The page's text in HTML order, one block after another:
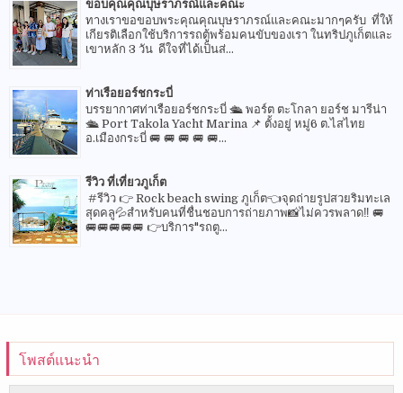
ขอบคุณคุณบุษราภรณ์และคณะ
ทางเราขอขอบพระคุณคุณบุษราภรณ์และคณะมากๆครับ ที่ให้
เกียรติเลือกใช้บริการรถตู้พร้อมคนขับของเรา ในทริปภูเก็ตและ
เขาหลัก 3 วัน ดีใจที่ได้เป็นส่...
ท่าเรือยอร์ชกระบี่
บรรยากาศท่าเรือยอร์ชกระบี่ 🛳 พอร์ต ตะโกลา ยอร์ช มารีน่า
🛳 Port Takola Yacht Marina 📌 ตั้งอยู่ หมู่6 ต.ไสไทย
อ.เมืองกระบี่ 🚐 🚐 🚐 🚐 🚐...
รีวิว ที่เที่ยวภูเก็ต
#รีวิว 👉 Rock beach swing ภูเก็ต👈จุดถ่ายรูปสวยริมทะเล
สุดคลู💦สำหรับคนที่ชื่นชอบการถ่ายภาพ📸ไม่ควรพลาด‼️ 🚐
🚐🚐🚐🚐🚐 👉บริการ"รถตู...
โพสต์แนะนำ